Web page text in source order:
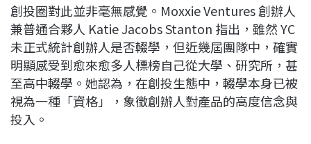
創投圈對此並非毫無感覺。Moxxie Ventures 創辦人
兼普通合夥人 Katie Jacobs Stanton 指出，雖然 YC
未正式統計創辦人是否輟學，但近幾屆團隊中，確實
明顯感受到愈來愈多人標榜自己從大學、研究所，甚
至高中輟學。她認為，在創投生態中，輟學本身已被
視為一種「資格」，象徵創辦人對產品的高度信念與
投入。